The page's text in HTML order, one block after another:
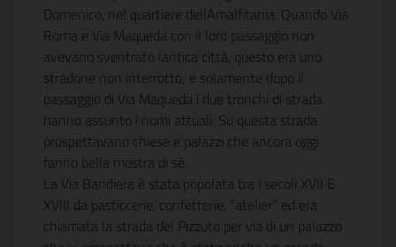
Domenico, nel quartiere dellAmalfitania. Quando Via
Roma e Via Maqueda con il loro passaggio non
avevano sventrato lantica città, questo era uno
stradone non interrotto; e solamente dopo il
passaggio di Via Maqueda i due tronchi di strada
hanno assunto i nomi attuali. Su questa strada
prospettavano chiese e palazzi che ancora oggi
fanno bella mostra di sè.
La Via Bandiera è stata popolata tra i secoli XVII E
XVIII da pasticcerie, confetterie, “atelier” ed era
chiamata la strada del Pizzuto per via di un palazzo